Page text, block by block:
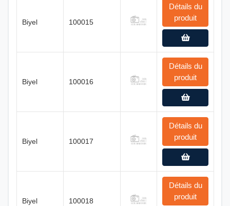
Biyel 100015
Détails du
produit
Biyel 100016
Détails du
produit
Biyel 100017
Détails du
produit
Biyel 100018
Détails du
produit